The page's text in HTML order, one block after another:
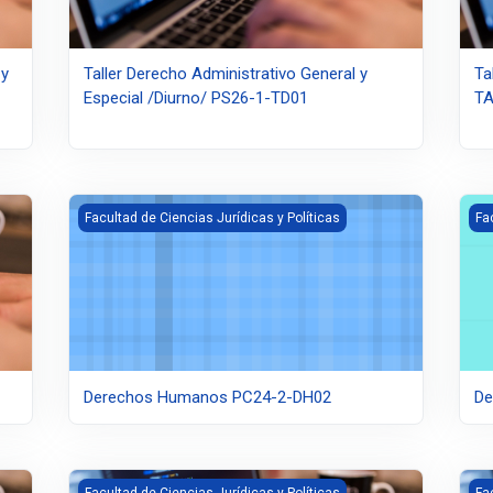
Taller Derecho Administrativo General y
Especial /Diurno/ PS26-1-TD01
Derechos Humanos PC24-2-DH02
Facultad de Ciencias Jurídicas y Políticas
Derechos Humanos PC24-2-DH02